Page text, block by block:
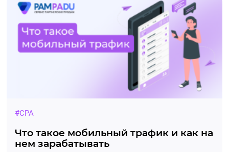
Изменение в источниках трафика на Shopping
Live❗
На оффере с 15.07.2025 запрещен тип трафика
На оффере добавлены промокоды!
#CPA
Что такое мобильный трафик и как на
нем зарабатывать